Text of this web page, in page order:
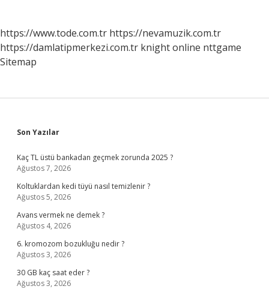
https://www.tode.com.tr https://nevamuzik.com.tr
https://damlatipmerkezi.com.tr knight online nttgame
Sitemap
Sidebar
Son Yazılar
Kaç TL üstü bankadan geçmek zorunda 2025 ?
Ağustos 7, 2026
Koltuklardan kedi tüyü nasıl temizlenir ?
Ağustos 5, 2026
Avans vermek ne demek ?
Ağustos 4, 2026
6. kromozom bozukluğu nedir ?
Ağustos 3, 2026
30 GB kaç saat eder ?
Ağustos 3, 2026